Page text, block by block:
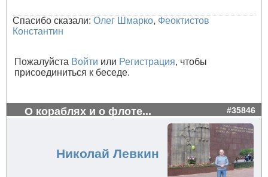
Спасибо сказали: Олег Шмарко, Феоктистов
Константин
Пожалуйста Войти или Регистрация, чтобы
присоединиться к беседе.
О кораблях и о флоте... #35846
Николай Левкин